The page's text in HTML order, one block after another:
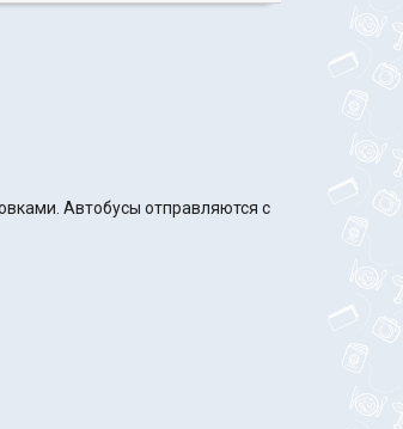
Автобусы отправляются с